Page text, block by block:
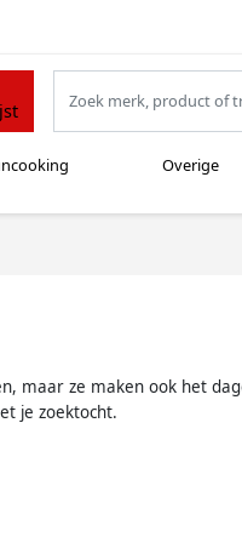
Overige
maar ze maken ook het
je zoektocht.